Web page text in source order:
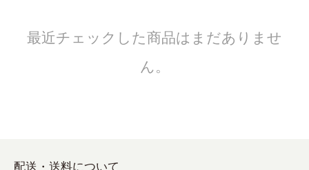
最近チェックした商品はまだありませ
ん。
配送・送料について